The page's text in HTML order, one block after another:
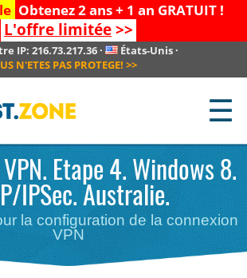
Obtenez 2 ans + 1 an GRATUIT !
L'offre limitée>>
IP:216.73.217.36 · États-Unis·
N'ETES PAS PROTEGE! >>
☰
Etape 4. Windows 8.
IPSec. Australie.
la configuration de la connexion
VPN